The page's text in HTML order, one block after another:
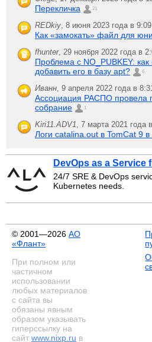
Перекличка 21
REDkiy 8 июня 2023 года в
Как «замокать» файл для
fhunter, 29 ноября 2022 года в
Проблема с NO_PUBKEY:
добавить его в базу apt?
6
Иванн 9 апреля 2022 года в
Ассоциация РАСПО провела
собрание
1
Kiri11.ADV1 7 марта 2021 года
Логи catalina.out в TomCat 9
DevOps as a Service
24/7 SRE & DevOps
Kubernetes needs.
© 2001—2026 АО
«Флант»
При полном или
частичном
использовании
любых материалов
с сайта вы
обязаны явным
образом указывать
гиперссылку на
сайт www.nixp.ru в